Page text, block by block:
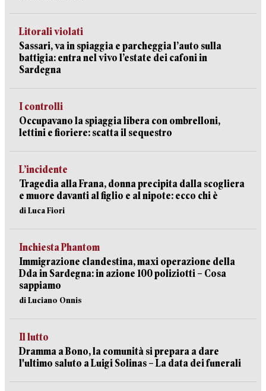
Litorali violati
Sassari, va in spiaggia e parcheggia l’auto sulla
battigia: entra nel vivo l’estate dei cafoni in
Sardegna
I controlli
Occupavano la spiaggia libera con ombrelloni,
lettini e fioriere: scatta il sequestro
L’incidente
Tragedia alla Frana, donna precipita dalla scogliera
e muore davanti al figlio e al nipote: ecco chi è
di Luca Fiori
Inchiesta Phantom
Immigrazione clandestina, maxi operazione della
Dda in Sardegna: in azione 100 poliziotti – Cosa
sappiamo
di Luciano Onnis
Il lutto
Dramma a Bono, la comunità si prepara a dare
l'ultimo saluto a Luigi Solinas – La data dei funerali